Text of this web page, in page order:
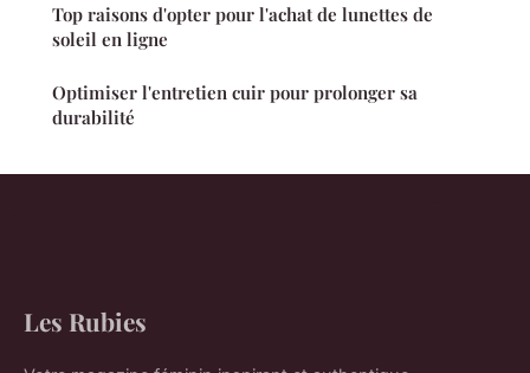
Top raisons d'opter pour l'achat de lunettes de
soleil en ligne
Optimiser l'entretien cuir pour prolonger sa
durabilité
Les Rubies